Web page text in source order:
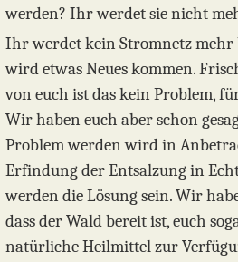
werden? Ihr werdet sie nicht
Ihr werdet kein Stromnetz mehr
wird etwas Neues kommen.
von euch ist das kein Problem,
Wir haben euch aber schon
Problem werden wird in
Erfindung der Entsalzung in
werden die Lösung sein. Wir
dass der Wald bereit ist, euch
natürliche Heilmittel zur